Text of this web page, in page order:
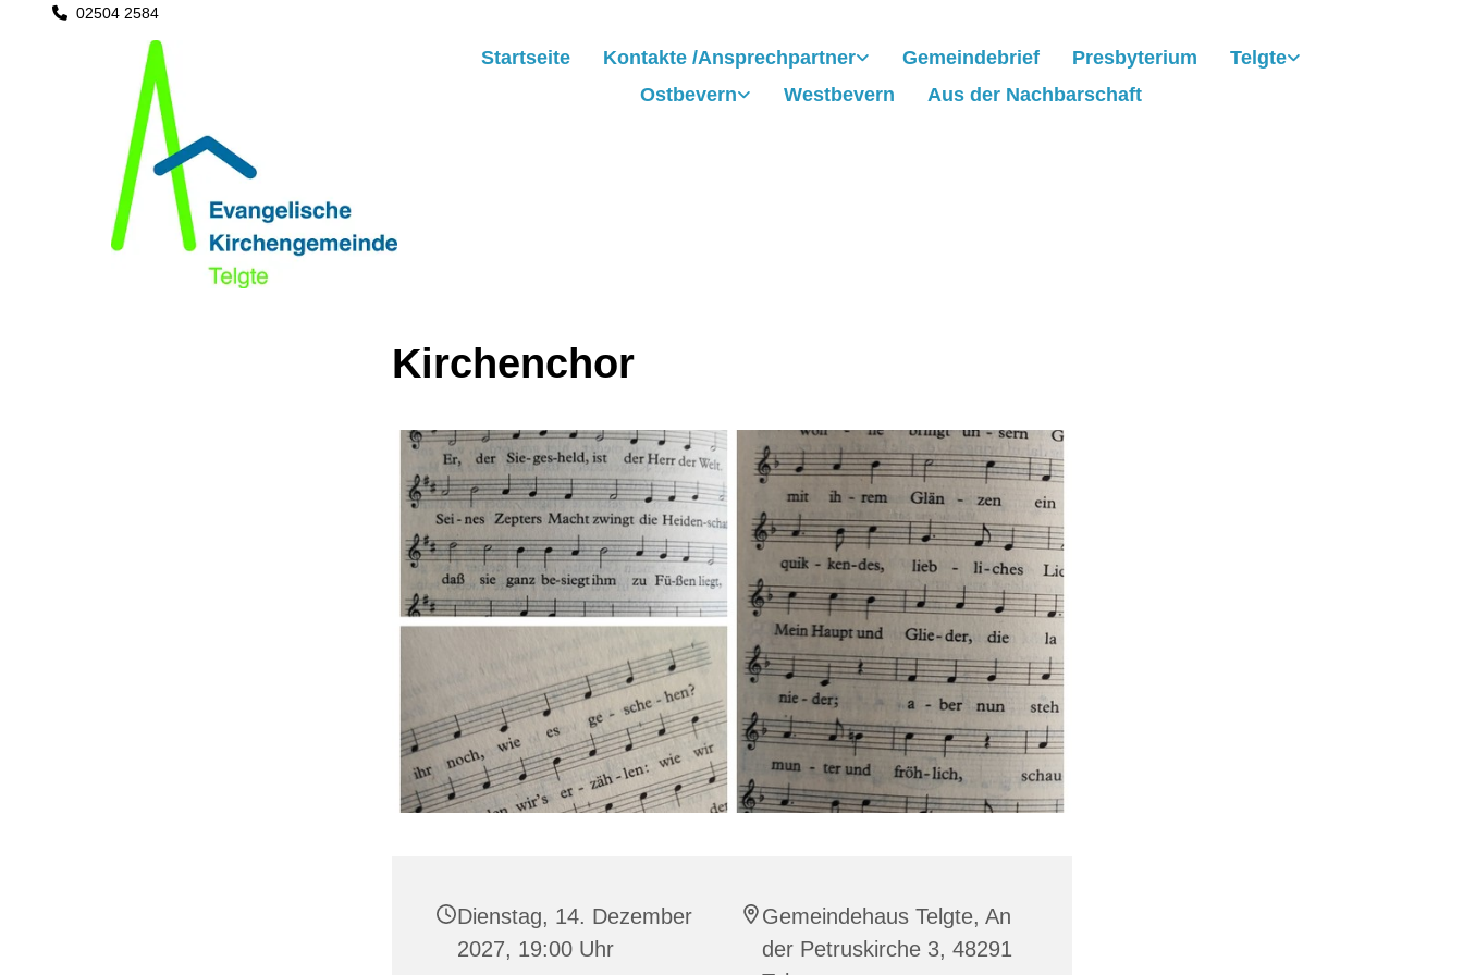
 02504 2584
Startseite Kontakte /Ansprechpartner Gemeindebrief Presbyterium
Telgte
Ostbevern
Westbevern Aus der Nachbarschaft
Kirchenchor
Dienstag, 14. Dezember
2027, 19:00 Uhr
Gemeindehaus Telgte, An
der Petruskirche 3, 48291